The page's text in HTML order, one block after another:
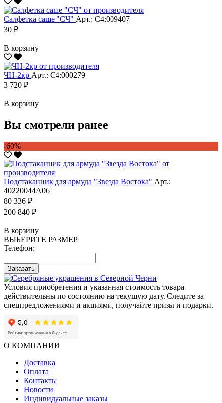
Салфетка саше "CЧ" Арт.: С4:009407
30 ₽
В корзину
ЧН-2кр Арт.: С4:000279
3 720 ₽
В корзину
Вы смотрели ранее
-60%
Подстаканник для армуда "Звезда Востока" Арт.:
40220044А06
80 336 ₽
200 840 ₽
В корзину
ВЫБЕРИТЕ РАЗМЕР
Телефон:
Заказать
Условия приобретения и указанная стоимость товара
действительны по состоянию на текущую дату. Следите за
спецпредложениями и акциями, получайте призы и подарки.
О КОМПАНИИ
Доставка
Оплата
Контакты
Новости
Индивидуальные заказы